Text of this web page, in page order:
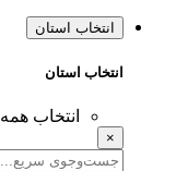
انتخاب استان
انتخاب استان
انتخاب همه
×